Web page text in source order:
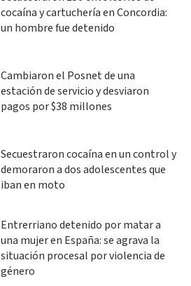
cocaína y cartuchería en Concordia:
un hombre fue detenido
Cambiaron el Posnet de una
estación de servicio y desviaron
pagos por $38 millones
Secuestraron cocaína en un control y
demoraron a dos adolescentes que
iban en moto
Entrerriano detenido por matar a
una mujer en España: se agrava la
situación procesal por violencia de
género